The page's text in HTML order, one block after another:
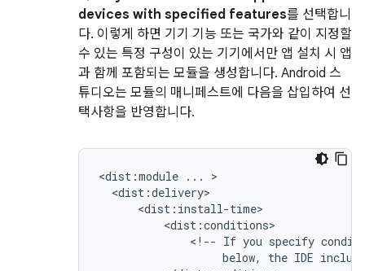
devices with specified features를 선택합니
다. 이렇게 하면 기기 기능 또는 국가와 같이 지정할
수 있는 특정 구성이 있는 기기에서만 앱 설치 시 앱
과 함께 포함되는 모듈을 생성합니다. Android 스
튜디오는 모듈의 매니페스트에 다음을 삽입하여 선
택사항을 반영합니다.
<dist:module ...
<!-- If you specify
below,
the IDE